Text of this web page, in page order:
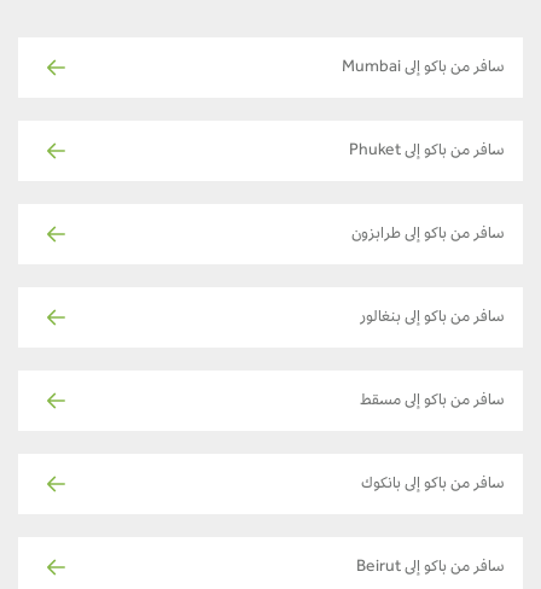
سافر من باكو إلى Mumbai
سافر من باكو إلى Phuket
سافر من باكو إلى طرابزون
سافر من باكو إلى بنغالور
سافر من باكو إلى مسقط
سافر من باكو إلى بانكوك
سافر من باكو إلى Beirut